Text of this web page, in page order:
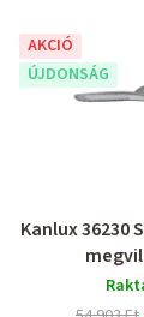
m
é
r
e
k
t
AKCIÓ
ÚJDONSÁG
Kanlux 36230